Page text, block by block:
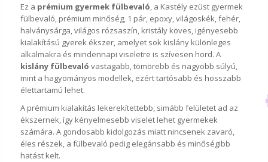
Ez a prémium gyermek fülbevaló, a Kastély ezüst gyermek
fülbevaló, prémium minőség, 1 pár, epoxy, világoskék, fehér,
halványsárga, világos rózsaszín, kristály köves, igényesebb
kialakítású gyerek ékszer, amelyet sok kislány különleges
alkalmakra és mindennapi viseletre is szívesen hord. A
kislány fülbevaló vastagabb, tömörebb és nagyobb súlyú,
mint a hagyományos modellek, ezért tartósabb és hosszabb
élettartamú lehet.
A prémium kialakítás lekerekítettebb, simább felületet ad az
ékszernek, így kényelmesebb viselet lehet gyermekek
számára. A gondosabb kidolgozás miatt nincsenek zavaró,
éles részek, a fülbevaló pedig elegánsabb és minőségibb
hatást kelt.